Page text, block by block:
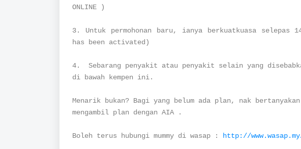
ONLINE )
3. Untuk permohonan baru, ianya berkuatkuasa
has been activated)
4. Sebarang penyakit atau penyakit selain yang
di bawah kempen ini.
Menarik bukan? Bagi yang belum ada plan, nak
mengambil plan dengan AIA .
Boleh terus hubungi mummy di wasap : http://